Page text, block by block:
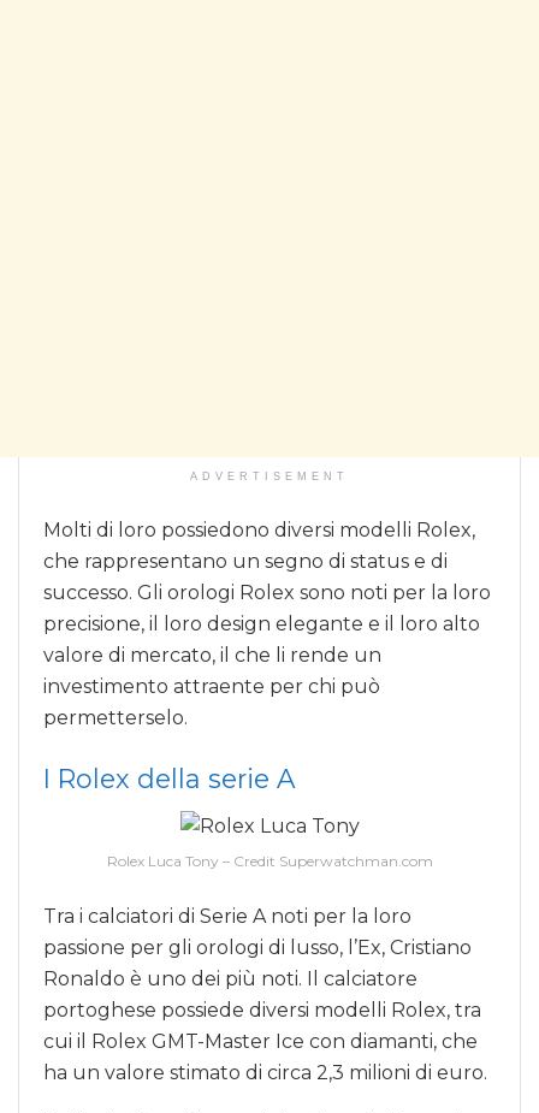
ADVERTISEMENT
Molti di loro possiedono diversi modelli Rolex,
che rappresentano un segno di status e di
successo. Gli orologi Rolex sono noti per la loro
precisione, il loro design elegante e il loro alto
valore di mercato, il che li rende un
investimento attraente per chi può
permetterselo.
I Rolex della serie A
Rolex Luca Tony – Credit Superwatchman.com
Tra i calciatori di Serie A noti per la loro
passione per gli orologi di lusso, l’Ex, Cristiano
Ronaldo è uno dei più noti. Il calciatore
portoghese possiede diversi modelli Rolex, tra
cui il Rolex GMT-Master Ice con diamanti, che
ha un valore stimato di circa 2,3 milioni di euro.